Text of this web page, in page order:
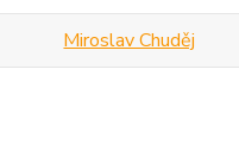
Miroslav Chuděj